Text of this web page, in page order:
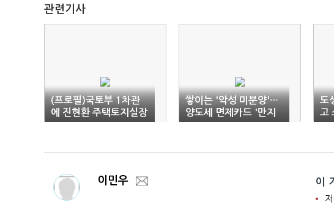
관련기사
(프로필)국토부 1차관
에 진현환 주택토지실장
쌓이는 '악성 미분양'…
양도세 면제카드 '만지
작'
도
고
값
이민우 이